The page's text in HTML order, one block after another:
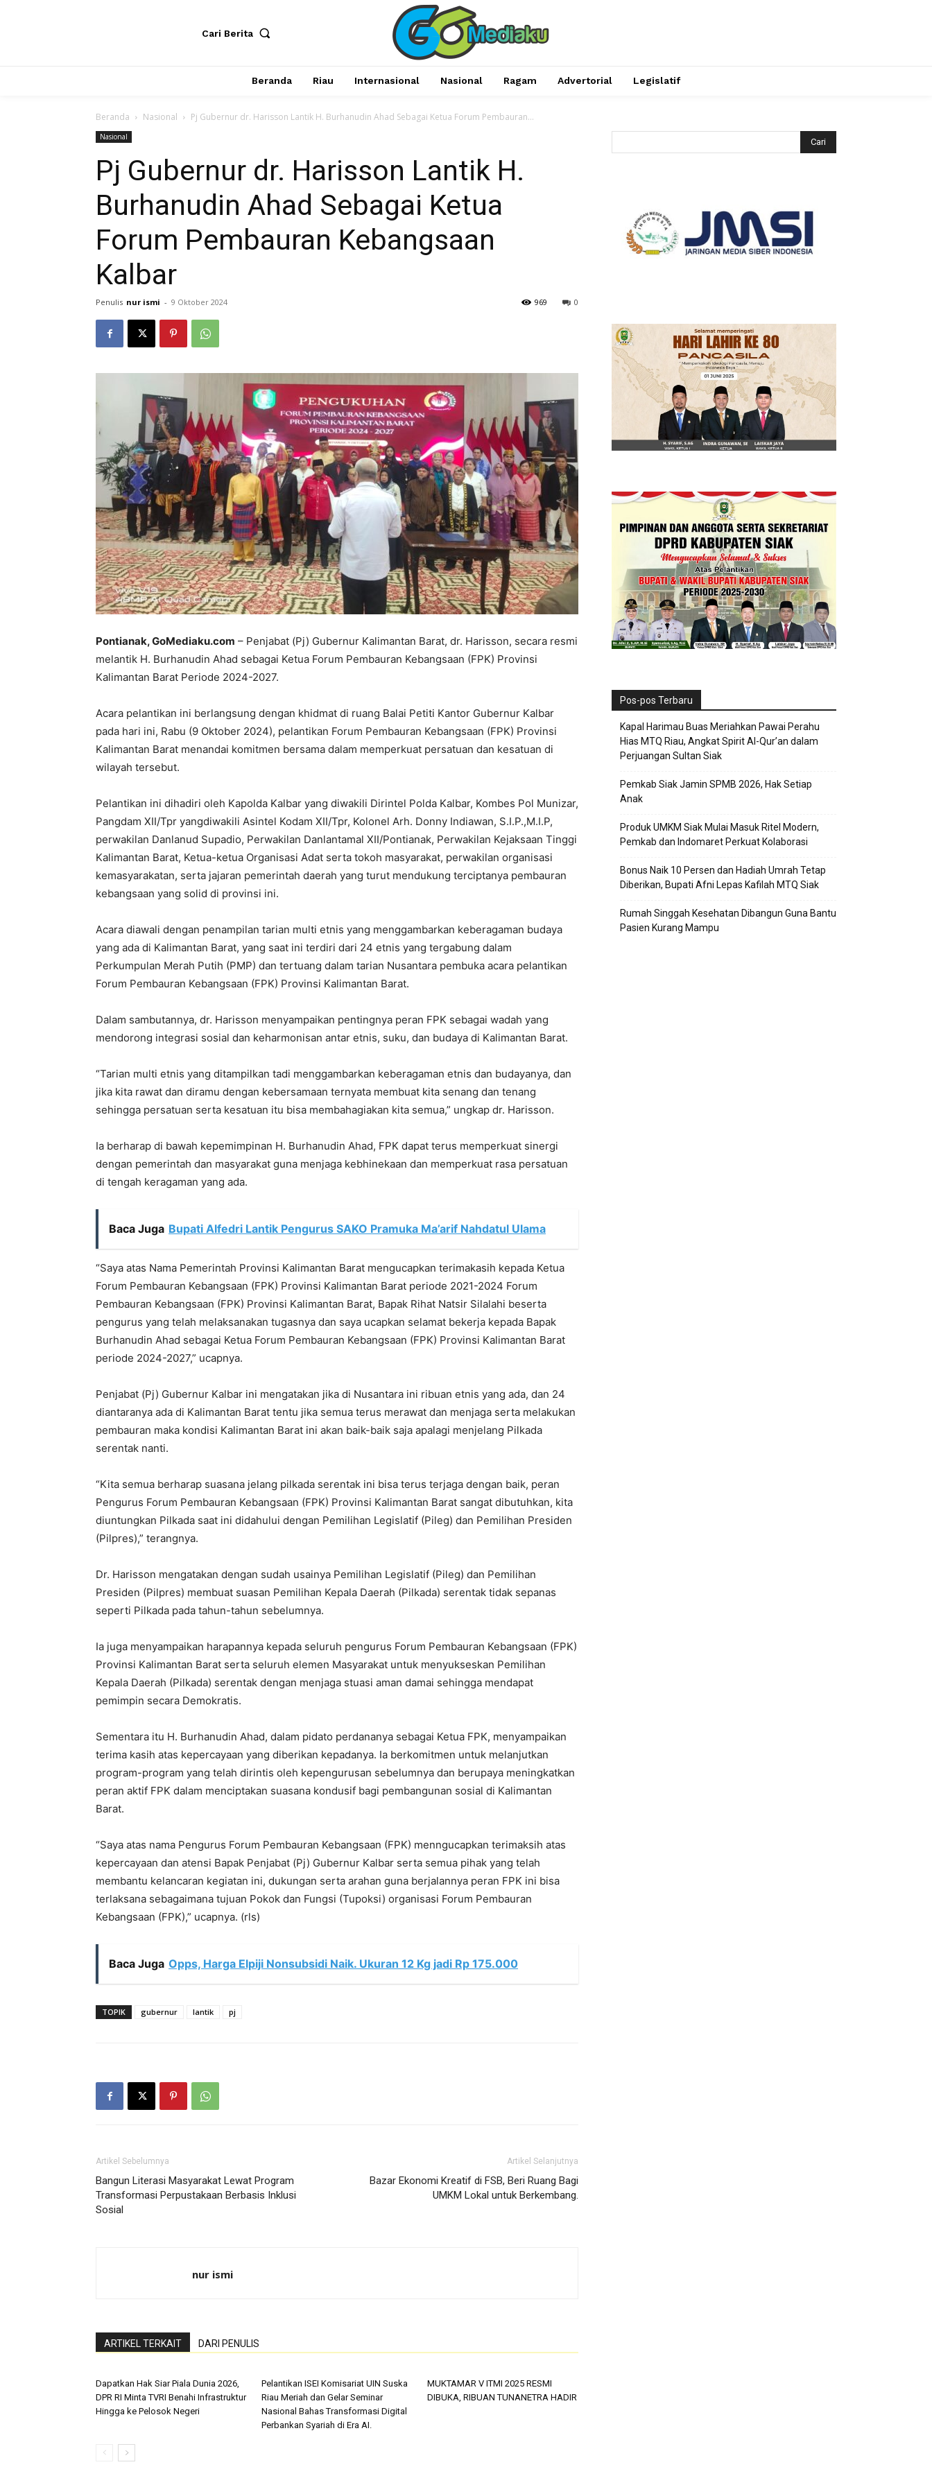
Cari Berita
Beranda Riau Internasional Nasional Ragam Advertorial Legislatif
Beranda Nasional Pj Gubernur dr. Harisson Lantik H. Burhanudin Ahad Sebagai Ketua Forum Pembauran...
Nasional
Pj Gubernur dr. Harisson Lantik H.
Burhanudin Ahad Sebagai Ketua
Forum Pembauran Kebangsaan
Kalbar
Penulis nur ismi - 9 Oktober 2024 0
969
Pontianak, GoMediaku.com – Penjabat (Pj) Gubernur Kalimantan Barat, dr. Harisson, secara resmi
melantik H. Burhanudin Ahad sebagai Ketua Forum Pembauran Kebangsaan (FPK) Provinsi
Kalimantan Barat Periode 2024-2027.
Acara pelantikan ini berlangsung dengan khidmat di ruang Balai Petiti Kantor Gubernur Kalbar
pada hari ini, Rabu (9 Oktober 2024), pelantikan Forum Pembauran Kebangsaan (FPK) Provinsi
Kalimantan Barat menandai komitmen bersama dalam memperkuat persatuan dan kesatuan di
wilayah tersebut.
Pelantikan ini dihadiri oleh Kapolda Kalbar yang diwakili Dirintel Polda Kalbar, Kombes Pol Munizar,
Pangdam XII/Tpr yangdiwakili Asintel Kodam XII/Tpr, Kolonel Arh. Donny Indiawan, S.I.P.,M.I.P,
perwakilan Danlanud Supadio, Perwakilan Danlantamal XII/Pontianak, Perwakilan Kejaksaan Tinggi
Kalimantan Barat, Ketua-ketua Organisasi Adat serta tokoh masyarakat, perwakilan organisasi
kemasyarakatan, serta jajaran pemerintah daerah yang turut mendukung terciptanya pembauran
kebangsaan yang solid di provinsi ini.
Acara diawali dengan penampilan tarian multi etnis yang menggambarkan keberagaman budaya
yang ada di Kalimantan Barat, yang saat ini terdiri dari 24 etnis yang tergabung dalam
Perkumpulan Merah Putih (PMP) dan tertuang dalam tarian Nusantara pembuka acara pelantikan
Forum Pembauran Kebangsaan (FPK) Provinsi Kalimantan Barat.
Dalam sambutannya, dr. Harisson menyampaikan pentingnya peran FPK sebagai wadah yang
mendorong integrasi sosial dan keharmonisan antar etnis, suku, dan budaya di Kalimantan Barat.
“Tarian multi etnis yang ditampilkan tadi menggambarkan keberagaman etnis dan budayanya, dan
jika kita rawat dan diramu dengan kebersamaan ternyata membuat kita senang dan tenang
sehingga persatuan serta kesatuan itu bisa membahagiakan kita semua,” ungkap dr. Harisson.
Ia berharap di bawah kepemimpinan H. Burhanudin Ahad, FPK dapat terus memperkuat sinergi
dengan pemerintah dan masyarakat guna menjaga kebhinekaan dan memperkuat rasa persatuan
di tengah keragaman yang ada.
Baca Juga Bupati Alfedri Lantik Pengurus SAKO Pramuka Ma’arif Nahdatul Ulama
“Saya atas Nama Pemerintah Provinsi Kalimantan Barat mengucapkan terimakasih kepada Ketua
Forum Pembauran Kebangsaan (FPK) Provinsi Kalimantan Barat periode 2021-2024 Forum
Pembauran Kebangsaan (FPK) Provinsi Kalimantan Barat, Bapak Rihat Natsir Silalahi beserta
pengurus yang telah melaksanakan tugasnya dan saya ucapkan selamat bekerja kepada Bapak
Burhanudin Ahad sebagai Ketua Forum Pembauran Kebangsaan (FPK) Provinsi Kalimantan Barat
periode 2024-2027,” ucapnya.
Penjabat (Pj) Gubernur Kalbar ini mengatakan jika di Nusantara ini ribuan etnis yang ada, dan 24
diantaranya ada di Kalimantan Barat tentu jika semua terus merawat dan menjaga serta melakukan
pembauran maka kondisi Kalimantan Barat ini akan baik-baik saja apalagi menjelang Pilkada
serentak nanti.
“Kita semua berharap suasana jelang pilkada serentak ini bisa terus terjaga dengan baik, peran
Pengurus Forum Pembauran Kebangsaan (FPK) Provinsi Kalimantan Barat sangat dibutuhkan, kita
diuntungkan Pilkada saat ini didahului dengan Pemilihan Legislatif (Pileg) dan Pemilihan Presiden
(Pilpres),” terangnya.
Dr. Harisson mengatakan dengan sudah usainya Pemilihan Legislatif (Pileg) dan Pemilihan
Presiden (Pilpres) membuat suasan Pemilihan Kepala Daerah (Pilkada) serentak tidak sepanas
seperti Pilkada pada tahun-tahun sebelumnya.
Ia juga menyampaikan harapannya kepada seluruh pengurus Forum Pembauran Kebangsaan (FPK)
Provinsi Kalimantan Barat serta seluruh elemen Masyarakat untuk menyukseskan Pemilihan
Kepala Daerah (Pilkada) serentak dengan menjaga stuasi aman damai sehingga mendapat
pemimpin secara Demokratis.
Sementara itu H. Burhanudin Ahad, dalam pidato perdananya sebagai Ketua FPK, menyampaikan
terima kasih atas kepercayaan yang diberikan kepadanya. Ia berkomitmen untuk melanjutkan
program-program yang telah dirintis oleh kepengurusan sebelumnya dan berupaya meningkatkan
peran aktif FPK dalam menciptakan suasana kondusif bagi pembangunan sosial di Kalimantan
Barat.
“Saya atas nama Pengurus Forum Pembauran Kebangsaan (FPK) menngucapkan terimaksih atas
kepercayaan dan atensi Bapak Penjabat (Pj) Gubernur Kalbar serta semua pihak yang telah
membantu kelancaran kegiatan ini, dukungan serta arahan guna berjalannya peran FPK ini bisa
terlaksana sebagaimana tujuan Pokok dan Fungsi (Tupoksi) organisasi Forum Pembauran
Kebangsaan (FPK),” ucapnya. (rls)
Baca Juga Opps, Harga Elpiji Nonsubsidi Naik. Ukuran 12 Kg jadi Rp 175.000
TOPIK gubernur lantik pj
Artikel Sebelumnya
Bangun Literasi Masyarakat Lewat Program
Transformasi Perpustakaan Berbasis Inklusi
Sosial
Artikel Selanjutnya
Bazar Ekonomi Kreatif di FSB, Beri Ruang Bagi
UMKM Lokal untuk Berkembang.
nur ismi
ARTIKEL TERKAIT DARI PENULIS
Dapatkan Hak Siar Piala Dunia 2026,
DPR RI Minta TVRI Benahi Infrastruktur
Hingga ke Pelosok Negeri
Pelantikan ISEI Komisariat UIN Suska
Riau Meriah dan Gelar Seminar
Nasional Bahas Transformasi Digital
Perbankan Syariah di Era AI.
MUKTAMAR V ITMI 2025 RESMI
DIBUKA, RIBUAN TUNANETRA HADIR
Pos-pos Terbaru
Kapal Harimau Buas Meriahkan Pawai Perahu
Hias MTQ Riau, Angkat Spirit Al-Qur’an dalam
Perjuangan Sultan Siak
Pemkab Siak Jamin SPMB 2026, Hak Setiap
Anak
Produk UMKM Siak Mulai Masuk Ritel Modern,
Pemkab dan Indomaret Perkuat Kolaborasi
Bonus Naik 10 Persen dan Hadiah Umrah Tetap
Diberikan, Bupati Afni Lepas Kafilah MTQ Siak
Rumah Singgah Kesehatan Dibangun Guna Bantu
Pasien Kurang Mampu